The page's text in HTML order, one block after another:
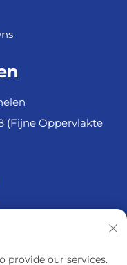
(Fijne Oppervlakte
provide our services.